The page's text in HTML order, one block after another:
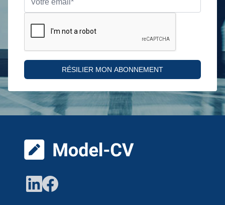
RÉSILIER MON ABONNEMENT